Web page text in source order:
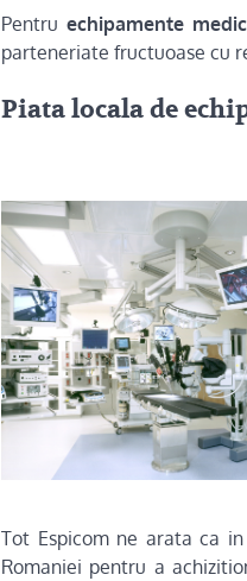
Pentru echipamente
parteneriate fructuoase cu
Piata locala de
Tot Espicom ne arata ca
Romaniei pentru a